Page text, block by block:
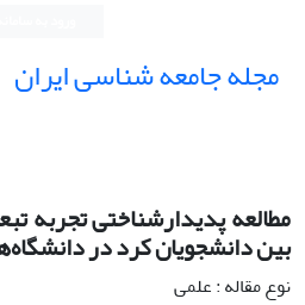
مجله جامعه شناسی ایران
مطالعه پدیدارشناختی تجربه
بین دانشجویان کرد در
نوع مقاله : علمی